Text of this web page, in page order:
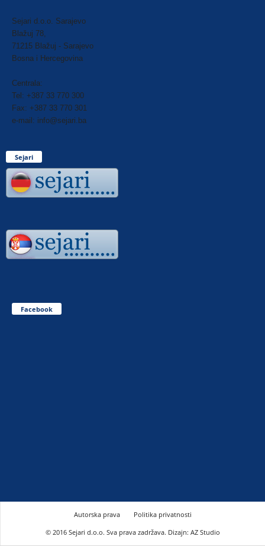
Sejari d.o.o. Sarajevo
Blažuj 78,
71215 Blažuj - Sarajevo
Bosna i Hercegovina
Centrala:
Tel: +387 33 770 300
Fax: +387 33 770 301
e-mail: info@sejari.ba
Sejari
Facebook
Autorska prava
Politika privatnosti
© 2016 Sejari d.o.o. Sva prava zadržava. Dizajn: AZ Studio